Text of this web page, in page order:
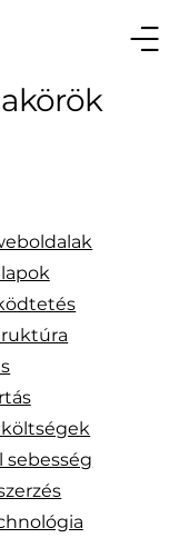
költségek
sebesség